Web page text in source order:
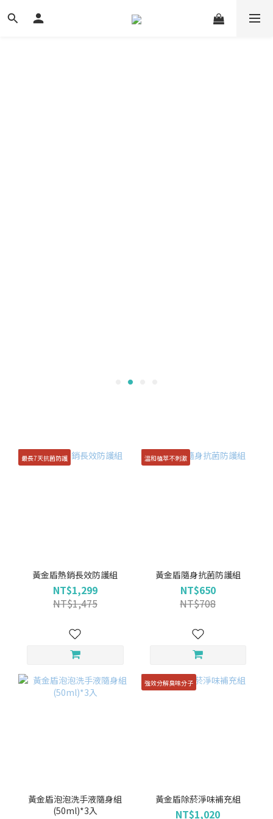
最長7天抗菌防護
黃金盾熱銷長效防護組
NT$1,299
NT$1,475
溫和植萃不刺激
黃金盾隨身抗菌防護組
NT$650
NT$708
黃金盾泡泡洗手液隨身組
(50ml)*3入
強效分解臭味分子
黃金盾除菸淨味補充組
NT$1,020